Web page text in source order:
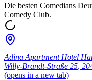
Die besten Comedians
Comedy Club.
Adina Apartment Hotel
Willy-Brandt-Straße 25
(opens in a new tab)